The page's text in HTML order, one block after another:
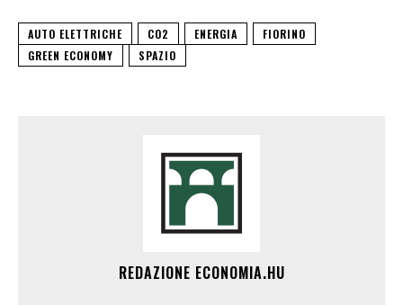
AUTO ELETTRICHE CO2 ENERGIA
FIORINO
GREEN ECONOMY
SPAZIO
REDAZIONE ECONOMIA.HU